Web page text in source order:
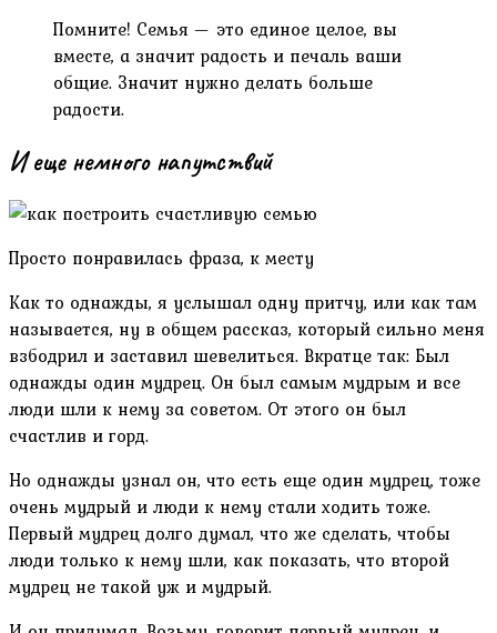
Помните! Семья — это единое целое, вы
вместе, а значит радость и печаль ваши
общие. Значит нужно делать больше
радости.
И еще немного напутствий
Просто понравилась фраза, к месту
Как то однажды, я услышал одну притчу, или как там
называется, ну в общем рассказ, который сильно меня
взбодрил и заставил шевелиться. Вкратце так: Был
однажды один мудрец. Он был самым мудрым и все
люди шли к нему за советом. От этого он был
счастлив и горд.
Но однажды узнал он, что есть еще один мудрец, тоже
очень мудрый и люди к нему стали ходить тоже.
Первый мудрец долго думал, что же сделать, чтобы
люди только к нему шли, как показать, что второй
мудрец не такой уж и мудрый.